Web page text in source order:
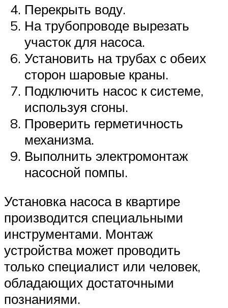
Перекрыть воду.
На трубопроводе вырезать
участок для насоса.
Установить на трубах с обеих
сторон шаровые краны.
Подключить насос к системе,
используя сгоны.
Проверить герметичность
механизма.
Выполнить электромонтаж
насосной помпы.
Установка насоса в квартире
производится специальными
инструментами. Монтаж
устройства может проводить
только специалист или человек,
обладающих достаточными
познаниями.